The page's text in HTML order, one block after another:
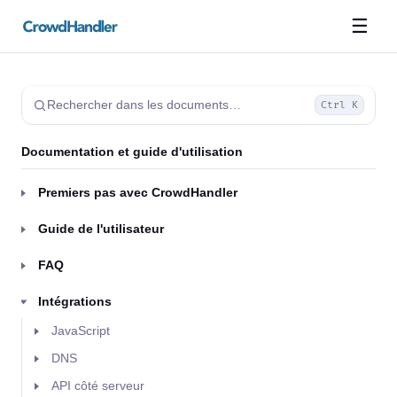
☰
Rechercher dans les documents… Ctrl K
Documentation et guide d'utilisation
Premiers pas avec CrowdHandler
Guide de l'utilisateur
FAQ
Intégrations
JavaScript
DNS
API côté serveur